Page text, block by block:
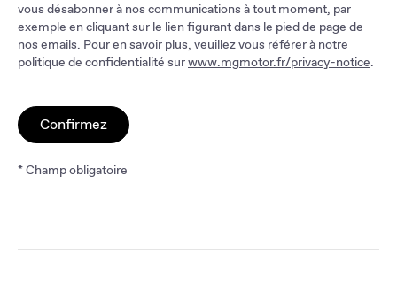
vous désabonner à nos communications à tout moment, par
exemple en cliquant sur le lien figurant dans le pied de page de
nos emails. Pour en savoir plus, veuillez vous référer à notre
politique de confidentialité surwww.mgmotor.fr/privacy-notice.
Confirmez
* Champ obligatoire